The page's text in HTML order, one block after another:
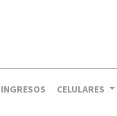
CELULARES